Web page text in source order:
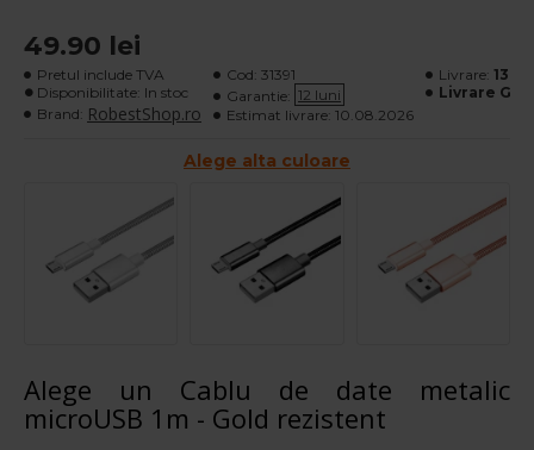
49.90 lei
Pretul include TVA
Disponibilitate: In stoc
Brand: RobestShop.ro
Cod: 31391
Garantie: 12 luni
Estimat livrare: 10.08.2026
Livrare: 13 lei
Livrare
Alege alta culoare
Alege un Cablu de date metalic
microUSB 1m - Gold rezistent